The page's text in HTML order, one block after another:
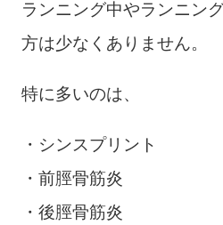
ランニング中やランニン
方は少なくありません。
特に多いのは、
・シンスプリント
・前脛骨筋炎
・後脛骨筋炎